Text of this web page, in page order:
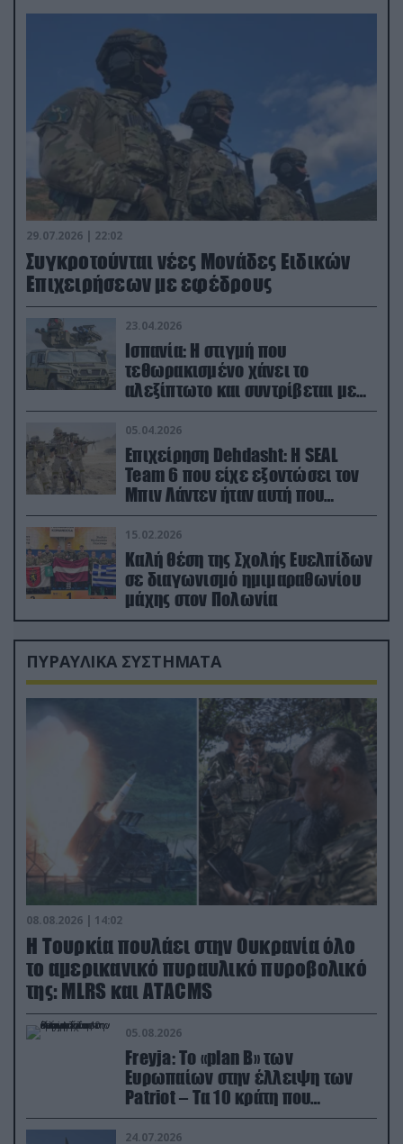
29.07.2026 | 22:02
Συγκροτούνται νέες Μονάδες Ειδικών
Επιχειρήσεων με εφέδρους
23.04.2026
Ισπανία: Η στιγμή που
τεθωρακισμένο χάνει το
αλεξίπτωτο και συντρίβεται με
ορμή στο έδαφος (βίντεο)
05.04.2026
Επιχείρηση Dehdasht: Η SEAL
Team 6 που είχε εξοντώσει τον
Μπιν Λάντεν ήταν αυτή που
διέσωσε τον πιλότο του F-15
15.02.2026
Καλή θέση της Σχολής Ευελπίδων
σε διαγωνισμό ημιμαραθωνίου
μάχης στον Πολωνία
ΠΥΡΑΥΛΙΚΑ ΣΥΣΤΗΜΑΤΑ
08.08.2026 | 14:02
Η Τουρκία πουλάει στην Ουκρανία όλο
το αμερικανικό πυραυλικό πυροβολικό
της: MLRS και ΑΤΑCMS
05.08.2026
Freyja: Το «plan Β» των
Ευρωπαίων στην έλλειψη των
Patriot – Τα 10 κράτη που
συμμετέχουν στο δίκτυο
συνεργασίας
24.07.2026